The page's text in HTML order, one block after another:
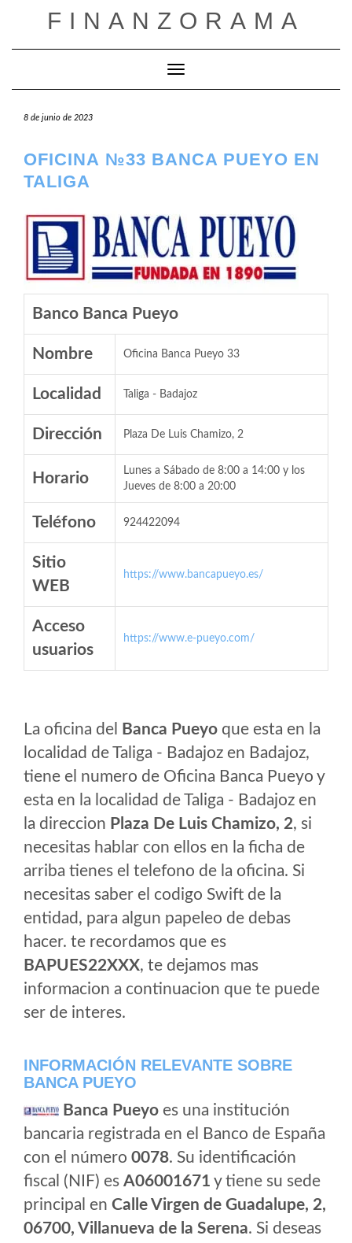
FINANZORAMA
Cambiar modo de navegación
8 de junio de 2023
OFICINA №33 BANCA PUEYO EN
TALIGA
Banco Banca Pueyo
Nombre Oficina Banca Pueyo 33
Localidad Taliga - Badajoz
Dirección Plaza De Luis Chamizo, 2
Horario
Lunes a Sábado de 8:00 a 14:00 y los
Jueves de 8:00 a 20:00
Teléfono 924422094
Sitio
WEB
https://www.bancapueyo.es/
Acceso
usuarios
https://www.e-pueyo.com/
La oficina del Banca Pueyo que esta en la
localidad de Taliga - Badajoz en Badajoz,
tiene el numero de Oficina Banca Pueyo y
esta en la localidad de Taliga - Badajoz en
la direccion Plaza De Luis Chamizo, 2, si
necesitas hablar con ellos en la ficha de
arriba tienes el telefono de la oficina. Si
necesitas saber el codigo Swift de la
entidad, para algun papeleo de debas
hacer. te recordamos que es
BAPUES22XXX, te dejamos mas
informacion a continuacion que te puede
ser de interes.
INFORMACIÓN RELEVANTE SOBRE
BANCA PUEYO
Banca Pueyo es una institución
bancaria registrada en el Banco de España
con el número 0078. Su identificación
fiscal (NIF) es A06001671 y tiene su sede
principal en Calle Virgen de Guadalupe, 2,
06700, Villanueva de la Serena. Si deseas